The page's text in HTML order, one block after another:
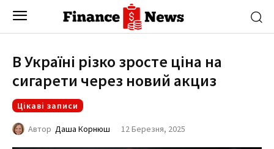
В Україні різко зросте ціна на
сигарети через новий акциз
Цікаві записи
Автор Даша Корнюш 12 Березня, 2025